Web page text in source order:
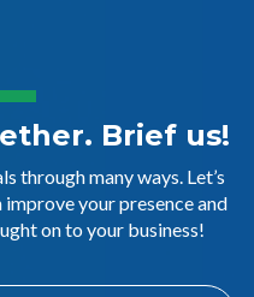
Brief us!
through many ways. Let’s
your presence and
on to your business!